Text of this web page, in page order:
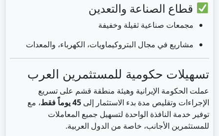
قطاع الصناعة والتعدين
مجمعات صناعية ثقيلة وخفيفة
مشاريع في مجال البتروكيماويات، الكهرباء، والمعدات
تسهيلات حكومية للمستثمرين العرب
عملت الحكومة الإيرانية وهيئة منطقة قشم على تسريع
الإجراءات وتقليص مدة بدء الاستثمار إلى 45 يوماً فقط
، مع
توفير خدمة النافذة الواحدة لتسهيل جميع المعاملات
للمستثمرين الأجانب، خاصة من الدول العربية.